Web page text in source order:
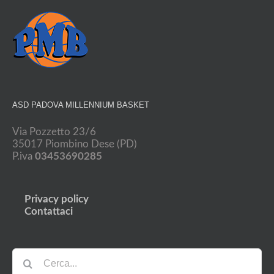
ASD PADOVA MILLENNIUM BASKET
Via Pozzetto 23/6
35017 Piombino Dese (PD)
P.iva 03453690285
Privacy policy
Contattaci
Cerca
per: